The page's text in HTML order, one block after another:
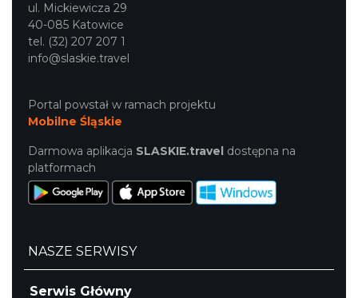
Henryk Miśkiewicz – 75 lat Mistrza i Goście
Katowice
Katowice
ul. Mickiewicza 29
40-085 Katowice
tel. (32) 207 207 1
info@slaskie.travel
Portal powstał w ramach projektu
Mobilne Śląskie
Darmowa aplikacja SLASKIE.travel dostępna na
platformach
NASZE SERWISY
Serwis Główny